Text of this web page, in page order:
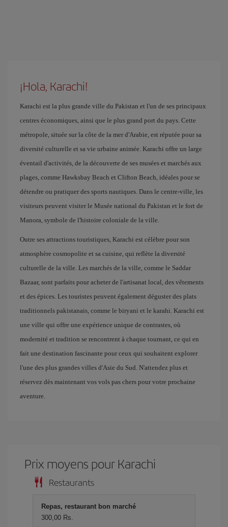
¡Hola, Karachi!
Karachi est la plus grande ville du Pakistan et l'un de ses principaux
centres économiques, ainsi que le plus grand port du pays. Cette
métropole, située sur la côte de la mer d'Arabie, est réputée pour sa
diversité culturelle et sa vie urbaine animée. Karachi offre un large
éventail d'activités, de la découverte de ses musées et marchés aux
plages, comme Hawksbay Beach et Clifton Beach, idéales pour se
détendre ou pratiquer des sports nautiques. Dans le centre-ville, les
visiteurs peuvent visiter le Musée national du Pakistan et le fort de
Manora, symbole de l'histoire coloniale de la ville.
Outre ses attractions touristiques, Karachi est célèbre pour son
atmosphère cosmopolite et sa cuisine, qui reflète la diversité
culturelle de la ville. Les marchés de la ville, comme le Saddar
Bazaar, sont parfaits pour acheter de l'artisanat local, des vêtements
et des épices. Les touristes peuvent également déguster des plats
traditionnels pakistanais, comme le biryani et le karahi. Karachi est
une ville qui offre une expérience unique de contrastes, où
modernité et tradition se rencontrent à chaque tournant, ce qui en
fait une destination fascinante pour ceux qui souhaitent explorer
l'une des plus grandes villes d'Asie du Sud. N'attendez plus et
réservez dès maintenant vos vols pas chers pour votre prochaine
aventure.
Prix ​​moyens pour Karachi
Restaurants
Repas, restaurant bon marché
300,00 Rs.